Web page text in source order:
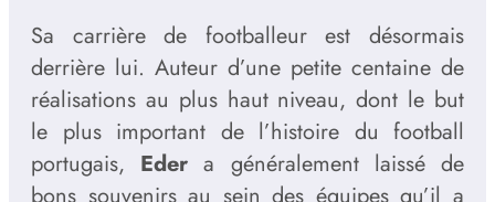
Sa carrière de footballeur est désormais
derrière lui. Auteur d’une petite centaine de
réalisations au plus haut niveau, dont le but
le plus important de l’histoire du football
portugais, Eder a généralement laissé de